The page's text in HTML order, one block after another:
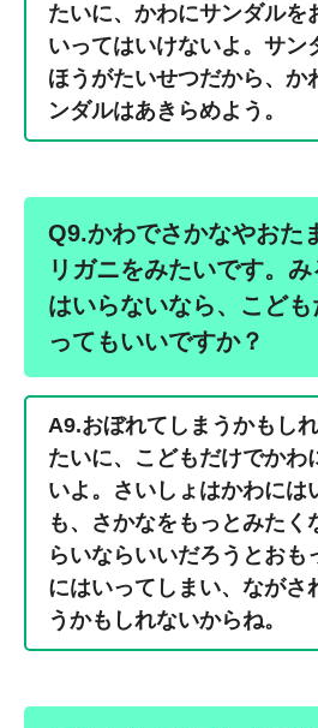
たいに、かわにサンダルを
いってはいけないよ。サン
ほうがたいせつだから、か
ンダルはあきらめよう。
Q9.かわでさかなやおた
リガニをみたいです。
はいらないなら、こど
ってもいいですか？
A9.おぼれてしまうかもし
たいに、こどもだけでかわ
いよ。さいしょはかわには
も、さかなをもっとみたく
らいならいいだろうとおも
にはいってしまい、ながさ
うかもしれないからね。